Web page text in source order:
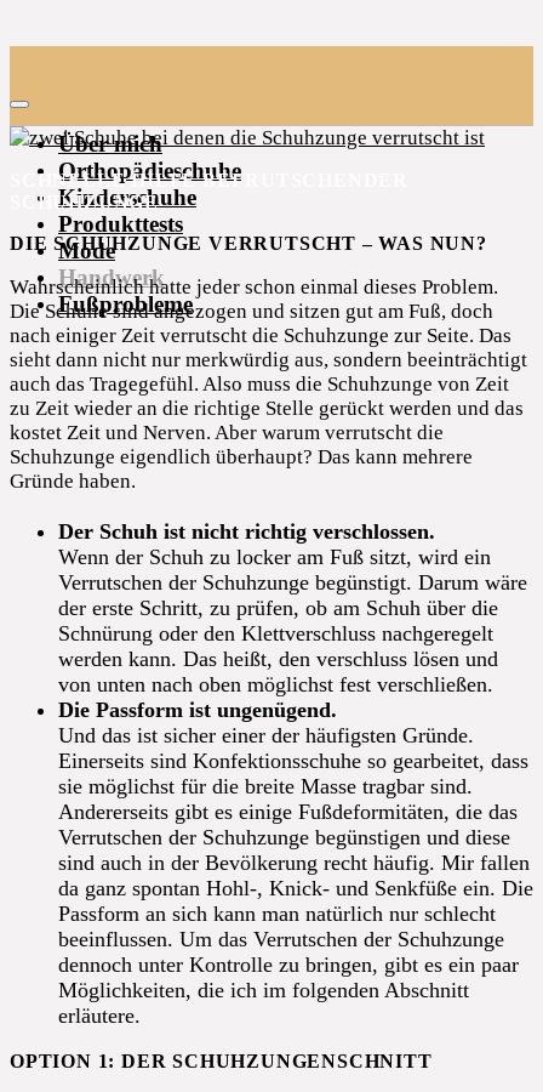
Über mich
Orthopädieschuhe
Kinderschuhe
Produkttests
Mode
Handwerk
Fußprobleme
SCHNELLE HILFE BEI RUTSCHENDER
SCHUHZUNGE
DIE SCHUHZUNGE VERRUTSCHT – WAS NUN?
Wahrscheinlich hatte jeder schon einmal dieses Problem.
Die Schuhe sind angezogen und sitzen gut am Fuß, doch
nach einiger Zeit verrutscht die Schuhzunge zur Seite. Das
sieht dann nicht nur merkwürdig aus, sondern beeinträchtigt
auch das Tragegefühl. Also muss die Schuhzunge von Zeit
zu Zeit wieder an die richtige Stelle gerückt werden und das
kostet Zeit und Nerven. Aber warum verrutscht die
Schuhzunge eigendlich überhaupt? Das kann mehrere
Gründe haben.
Der Schuh ist nicht richtig verschlossen.
Wenn der Schuh zu locker am Fuß sitzt, wird ein
Verrutschen der Schuhzunge begünstigt. Darum wäre
der erste Schritt, zu prüfen, ob am Schuh über die
Schnürung oder den Klettverschluss nachgeregelt
werden kann. Das heißt, den verschluss lösen und
von unten nach oben möglichst fest verschließen.
Die Passform ist ungenügend.
Und das ist sicher einer der häufigsten Gründe.
Einerseits sind Konfektionsschuhe so gearbeitet, dass
sie möglichst für die breite Masse tragbar sind.
Andererseits gibt es einige Fußdeformitäten, die das
Verrutschen der Schuhzunge begünstigen und diese
sind auch in der Bevölkerung recht häufig. Mir fallen
da ganz spontan Hohl-, Knick- und Senkfüße ein. Die
Passform an sich kann man natürlich nur schlecht
beeinflussen. Um das Verrutschen der Schuhzunge
dennoch unter Kontrolle zu bringen, gibt es ein paar
Möglichkeiten, die ich im folgenden Abschnitt
erläutere.
OPTION 1: DER SCHUHZUNGENSCHNITT